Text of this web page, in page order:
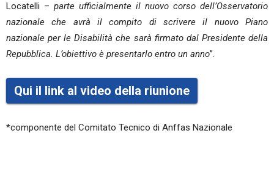
Locatelli – parte ufficialmente il nuovo corso dell’Osservatorio
nazionale che avrà il compito di scrivere il nuovo Piano
nazionale per le Disabilità che sarà firmato dal Presidente della
Repubblica. L’obiettivo è presentarlo entro un anno”.
Qui il link al video della riunione
*componente del Comitato Tecnico di Anffas Nazionale